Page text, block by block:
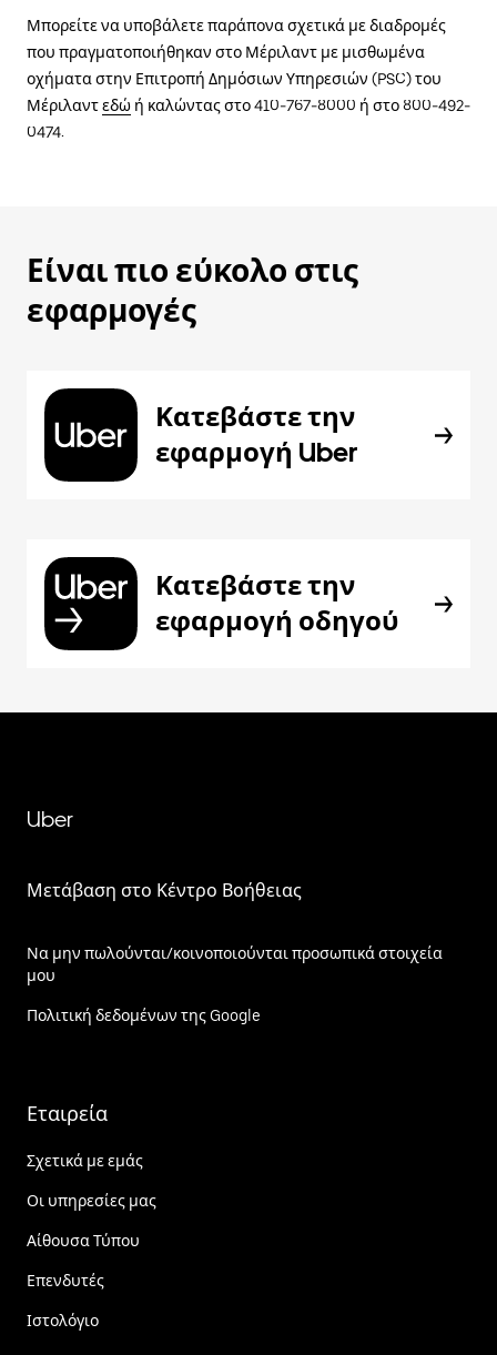
Μπορείτε να υποβάλετε παράπονα σχετικά με διαδρομές
που πραγματοποιήθηκαν στο Μέριλαντ με μισθωμένα
οχήματα στην Επιτροπή Δημόσιων Υπηρεσιών (PSC) του
Μέριλαντεδώ ή καλώντας στο 410-767-8000 ή στο 800-492-
0474.
Είναι πιο εύκολο στις
εφαρμογές
Κατεβάστε την
εφαρμογή Uber
Κατεβάστε την
εφαρμογή οδηγού
Uber
Μετάβαση στο Κέντρο Βοήθειας
Να μην πωλούνται/κοινοποιούνται προσωπικά στοιχεία
μου
Πολιτική δεδομένων της Google
Εταιρεία
Σχετικά με εμάς
Οι υπηρεσίες μας
Αίθουσα Τύπου
Επενδυτές
Ιστολόγιο